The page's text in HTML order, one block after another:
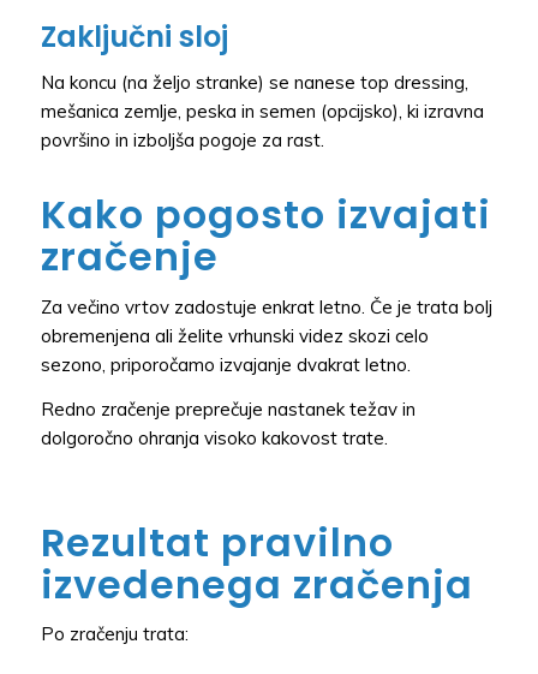
Zaključni sloj
Na koncu (na željo stranke) se nanese top dressing,
mešanica zemlje, peska in semen (opcijsko), ki izravna
površino in izboljša pogoje za rast.
Kako pogosto izvajati
zračenje
Za večino vrtov zadostuje enkrat letno. Če je trata bolj
obremenjena ali želite vrhunski videz skozi celo
sezono, priporočamo izvajanje dvakrat letno.
Redno zračenje preprečuje nastanek težav in
dolgoročno ohranja visoko kakovost trate.
Rezultat pravilno
izvedenega zračenja
Po zračenju trata: